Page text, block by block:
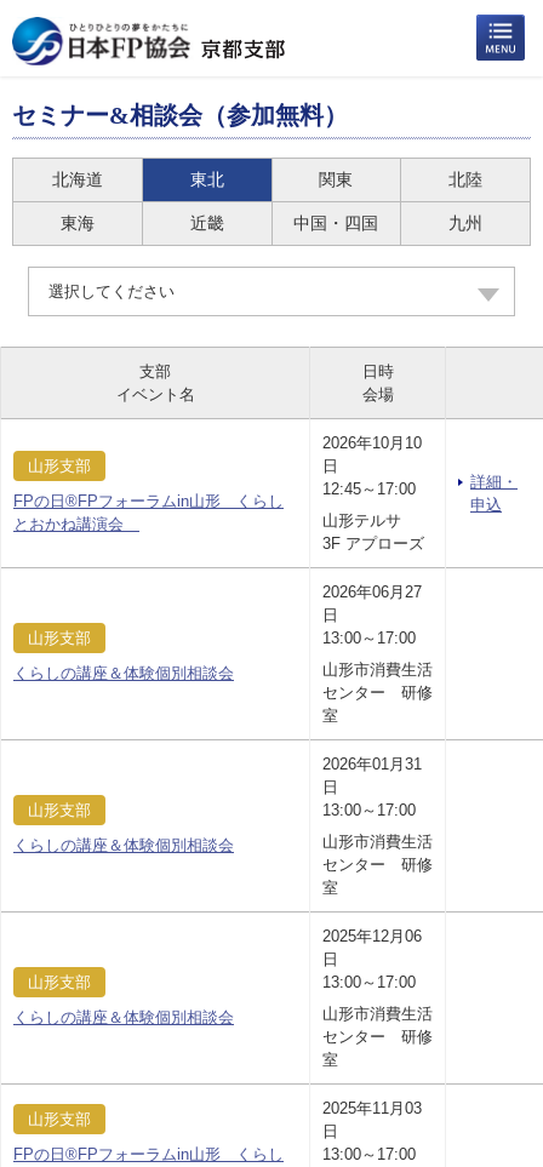
セミナー&相談会（参加無料）
北海道 東北 関東 北陸
東海 近畿 中国・四国 九州
選択してください
支部
イベント名
日時
会場
山形支部
FPの日®FPフォーラムin山形 くらし
とおかね講演会
2026年10月10
日
12:45～17:00
山形テルサ
3F アプローズ
詳細・
申込
山形支部
くらしの講座＆体験個別相談会
2026年06月27
日
13:00～17:00
山形市消費生活
センター 研修
室
山形支部
くらしの講座＆体験個別相談会
2026年01月31
日
13:00～17:00
山形市消費生活
センター 研修
室
山形支部
くらしの講座＆体験個別相談会
2025年12月06
日
13:00～17:00
山形市消費生活
センター 研修
室
山形支部
FPの日®FPフォーラムin山形 くらし
2025年11月03
日
13:00～17:00